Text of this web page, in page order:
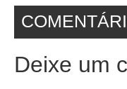
Deixe um